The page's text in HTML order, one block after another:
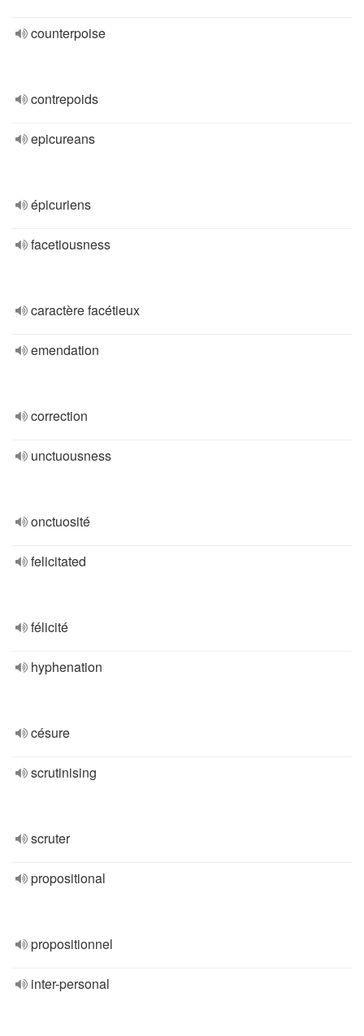
counterpoise
contrepoids
epicureans
épicuriens
facetiousness
caractère facétieux
emendation
correction
unctuousness
onctuosité
felicitated
félicité
hyphenation
césure
scrutinising
scruter
propositional
propositionnel
inter-personal